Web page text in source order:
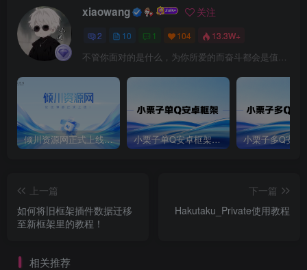
xiaowang 关注
2 10 1 104 13.3W+
不管你面对的是什么，为你所爱的而奋斗都会是值得的
倾川资源网正式上线运行！ 小栗子单Q安卓框架使用教程
上一篇
如何将旧框架插件数据迁移
至新框架里的教程！
下一篇
Hakutaku_Private使用教程
相关推荐